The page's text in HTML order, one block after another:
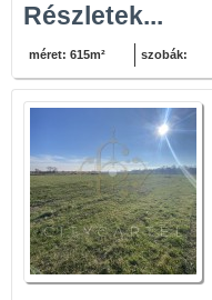
Részletek...
méret: 615m² szobák: